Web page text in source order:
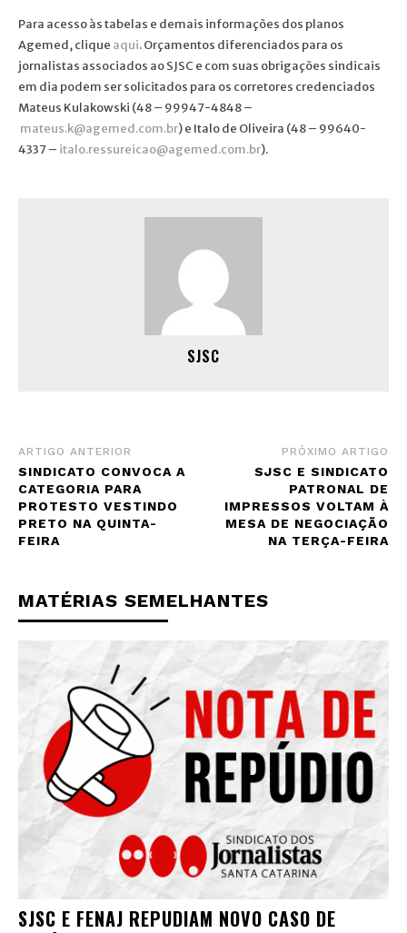
Para acesso às tabelas e demais informações dos planos
Agemed, clique aqui. Orçamentos diferenciados para os
jornalistas associados ao SJSC e com suas obrigações sindicais
em dia podem ser solicitados para os corretores credenciados
Mateus Kulakowski (48 – 99947-4848 –
mateus.k@agemed.com.br) e Italo de Oliveira (48 – 99640-
4337 – italo.ressureicao@agemed.com.br).
SJSC
ARTIGO ANTERIOR
SINDICATO CONVOCA A
CATEGORIA PARA
PROTESTO VESTINDO
PRETO NA QUINTA-
FEIRA
PRÓXIMO ARTIGO
SJSC E SINDICATO
PATRONAL DE
IMPRESSOS VOLTAM À
MESA DE NEGOCIAÇÃO
NA TERÇA-FEIRA
MATÉRIAS SEMELHANTES
SJSC E FENAJ REPUDIAM NOVO CASO DE